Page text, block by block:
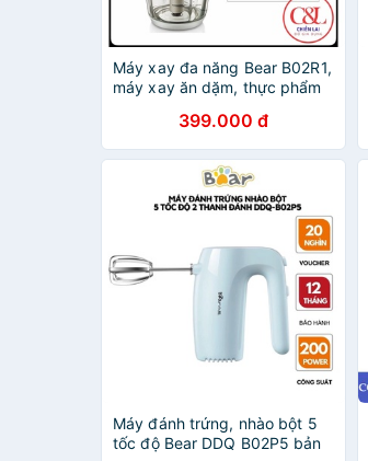
Máy xay đa năng Bear B02R1,
máy xay ăn dặm, thực phẩm
399.000 đ
Máy đánh trứng, nhào bột 5
tốc độ Bear DDQ B02P5 bản